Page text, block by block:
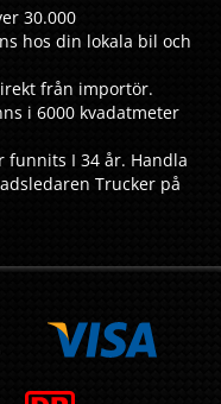
30.000
hos din lokala bil och
från importör.
i 6000 kvadatmeter
funnits I 34 år. Handla
Trucker på